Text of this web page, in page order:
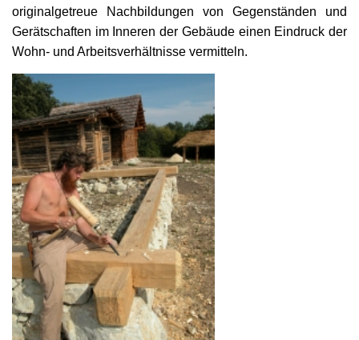
originalgetreue Nachbildungen von Gegenständen und
Gerätschaften im Inneren der Gebäude einen Eindruck der
Wohn- und Arbeitsverhältnisse vermitteln.